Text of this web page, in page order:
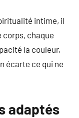
intime, il
corps, chaque
la couleur,
écarte ce qui ne
adaptés